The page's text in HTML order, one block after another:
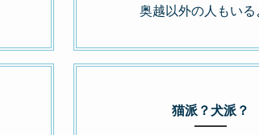
奥越以外の人もいる
猫派？犬派？